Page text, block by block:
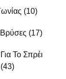
(10)
Βρύσες (17)
Το Σπρέι
(43)